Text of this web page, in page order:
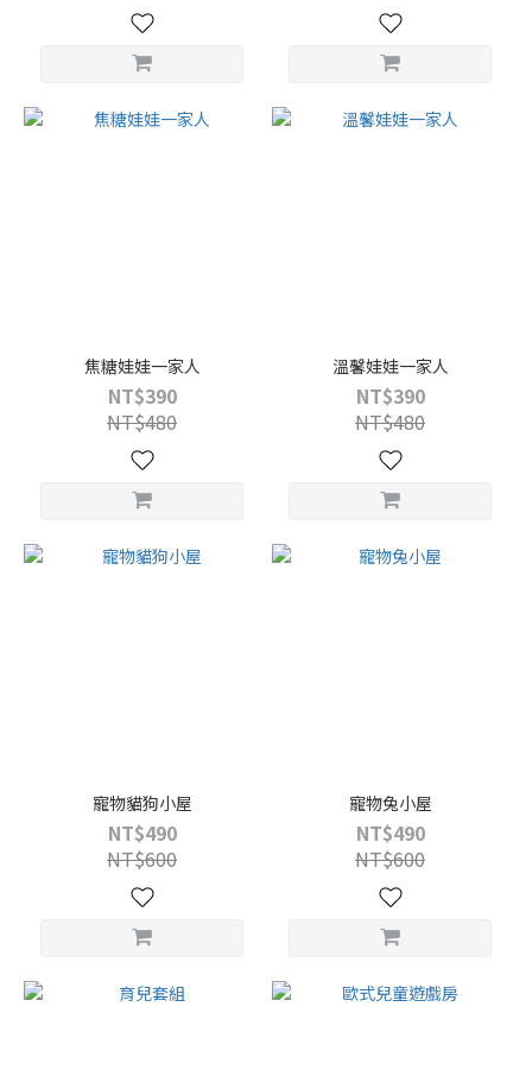
焦糖娃娃一家人
NT$390
NT$480
溫馨娃娃一家人
NT$390
NT$480
寵物貓狗小屋
NT$490
NT$600
寵物兔小屋
NT$490
NT$600